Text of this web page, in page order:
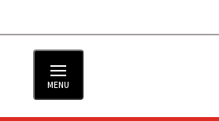
MENU